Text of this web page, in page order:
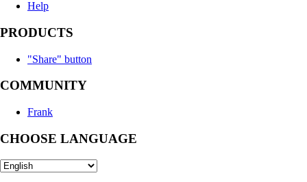
Help
PRODUCTS
"Share" button
COMMUNITY
Frank
CHOOSE LANGUAGE